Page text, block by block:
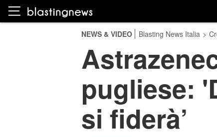
NEWS & VIDEO Blasting News Italia >
pugliese:
si fiderà’